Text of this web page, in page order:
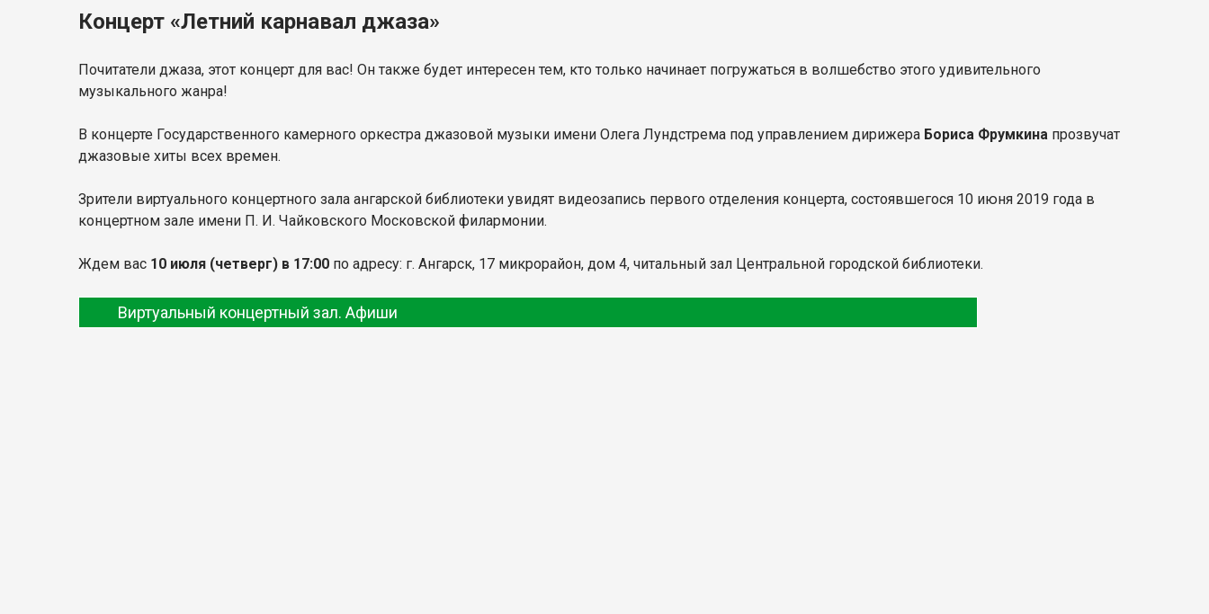
Концерт «Летний карнавал джаза»
Почитатели джаза, этот концерт для вас! Он также будет интересен тем, кто только начинает погружаться в волшебство этого удивительного
музыкального жанра!
В концерте Государственного камерного оркестра джазовой музыки имени Олега Лундстрема под управлением дирижера Бориса Фрумкина прозвучат
джазовые хиты всех времен.
Зрители виртуального концертного зала ангарской библиотеки увидят видеозапись первого отделения концерта, состоявшегося 10 июня 2019 года в
концертном зале имени П. И. Чайковского Московской филармонии.
Ждем вас 10 июля (четверг) в 17:00 по адресу: г. Ангарск, 17 микрорайон, дом 4, читальный зал Центральной городской библиотеки.
Виртуальный концертный зал. Афиши